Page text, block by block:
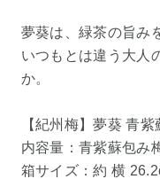
夢葵は、緑茶の旨み
いつもとは違う大人
か。
【紀州梅】夢葵 青
内容量：青紫蘇包み
箱サイズ：約 横